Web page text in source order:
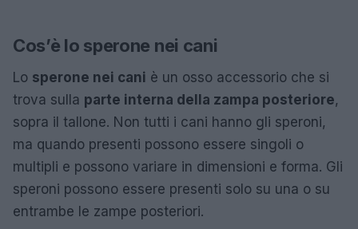
Cos’è lo sperone nei cani
Lo sperone nei cani è un osso accessorio che si
trova sulla parte interna della zampa posteriore,
sopra il tallone. Non tutti i cani hanno gli speroni,
ma quando presenti possono essere singoli o
multipli e possono variare in dimensioni e forma. Gli
speroni possono essere presenti solo su una o su
entrambe le zampe posteriori.